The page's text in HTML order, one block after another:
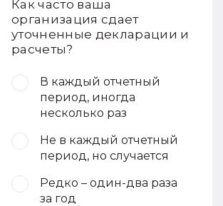
Как часто ваша
организация сдает
уточненные декларации и
расчеты?
В каждый отчетный
период, иногда
несколько раз
Не в каждый отчетный
период, но случается
Редко – один-два раза
за год